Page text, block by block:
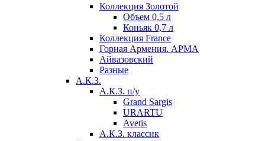
Коллекция Золотой
Объем 0,5 л
Коньяк 0,7 л
Коллекция France
Горная Армения. АРМА
Айвазовский
Разные
А.К.З.
А.К.З. п/у
Grand Sargis
URARTU
Avetis
А.К.З. классик